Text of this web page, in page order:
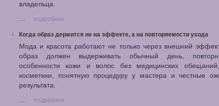
владельца.
...
подробнее
4. Когда образ держится не на эффекте, а на повторяемости ухода
Мода и красота работают не только через внешний
образ должен выдерживать обычный день,
особенности кожи и волос без медицинских обещаний,
косметики, понятную процедуру у мастера и честные
результата.
...
подробнее